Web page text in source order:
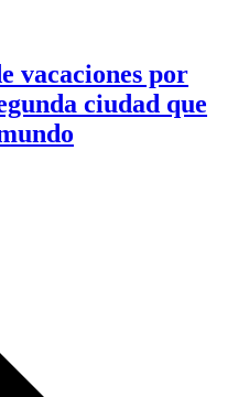
vacaciones por
ciudad que